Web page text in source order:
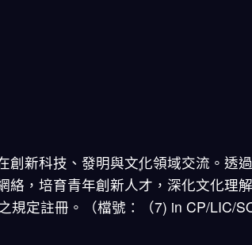
新科技、發明與文化領域交流。透
絡，培育青年創新人才，深化文化理
規定註冊。（檔號：（7) in CP/LIC/